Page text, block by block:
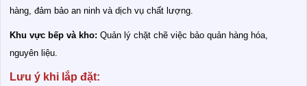
hàng, đảm bảo an ninh và dịch vụ chất lượng.
Khu vực bếp và kho: Quản lý chặt chẽ việc bảo quản hàng hóa,
nguyên liệu.
Lưu ý khi lắp đặt: